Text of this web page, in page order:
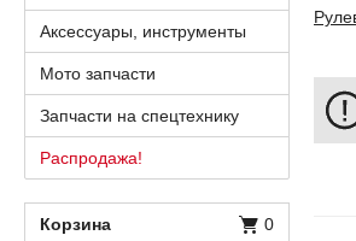
Аксессуары, инструменты
Мото запчасти
Запчасти на спецтехнику
Распродажа!
Корзина 0